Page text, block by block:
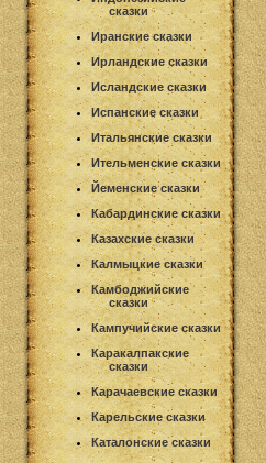
сказки
Иранские сказки
Ирландские сказки
Исландские сказки
Испанские сказки
Итальянские сказки
Ительменские сказки
Йеменские сказки
Кабардинские сказки
Казахские сказки
Калмыцкие сказки
Камбоджийские
сказки
Кампучийские сказки
Каракалпакские
сказки
Карачаевские сказки
Карельские сказки
Каталонские сказки